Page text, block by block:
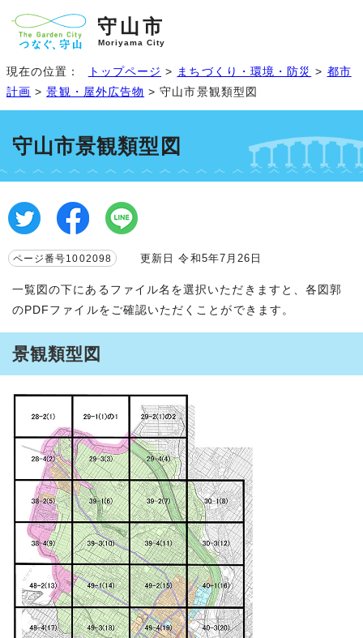
守山市
Moriyama City
現在の位置： トップページ > まちづくり・環境・防災 > 都市
計画 >景観・屋外広告物 > 守山市景観類型図
守山市景観類型図
ページ番号1002098 更新日 令和5年7月26日
一覧図の下にあるファイル名を選択いただきますと、各図郭
のPDFファイルをご確認いただくことができます。
景観類型図